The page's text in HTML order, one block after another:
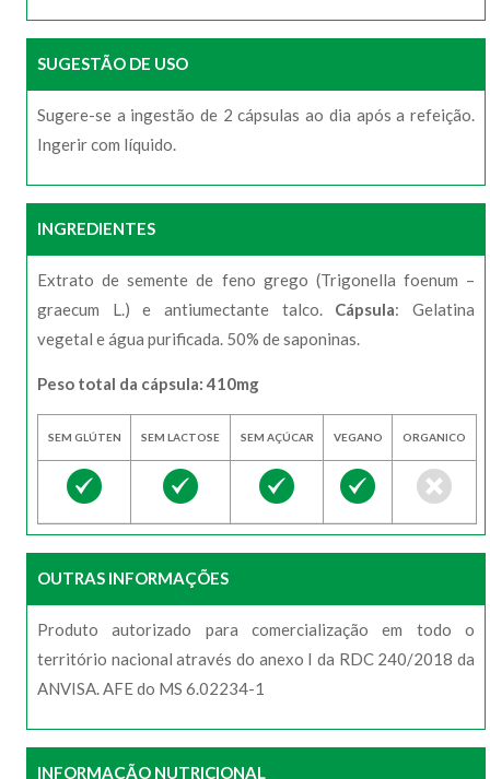
SUGESTÃO DE USO
Sugere-se a ingestão de 2 cápsulas ao dia após a refeição.
Ingerir com líquido.
INGREDIENTES
Extrato de semente de feno grego (Trigonella foenum –
graecum L.) e antiumectante talco. Cápsula: Gelatina
vegetal e água purificada. 50% de saponinas.
Peso total da cápsula: 410mg
SEM GLÚTEN SEM LACTOSE SEM AÇÚCAR VEGANO ORGANICO
OUTRAS INFORMAÇÕES
Produto autorizado para comercialização em todo o
território nacional através do anexo I da RDC 240/2018 da
ANVISA. AFE do MS 6.02234-1
INFORMAÇÃO NUTRICIONAL